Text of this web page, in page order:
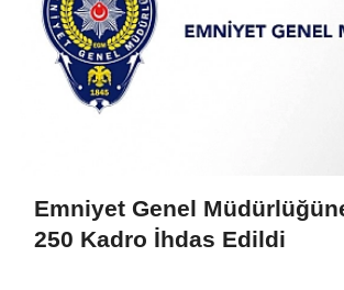
Emniyet Genel
250 Kadro İhdas Edildi